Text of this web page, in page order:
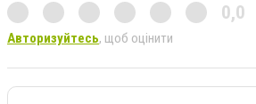
0,0
Авторизуйтесь, щоб оцінити